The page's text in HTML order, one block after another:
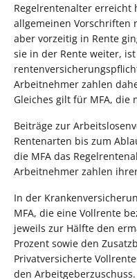
Regelrentenalter erreicht
allgemeinen Vorschriften
aber vorzeitig in Rente
sie in der Rente weiter,
Arbeitnehmer zahlen
Gleiches gilt für MFA, die
Beiträge zur
Rentenarten bis zum
die MFA das
Arbeitnehmer zahlen
In der
MFA, die eine Vollrente
jeweils zur Hälfte den
Prozent sowie den
Privatversicherte
den Arbeitgeberzuschuss.